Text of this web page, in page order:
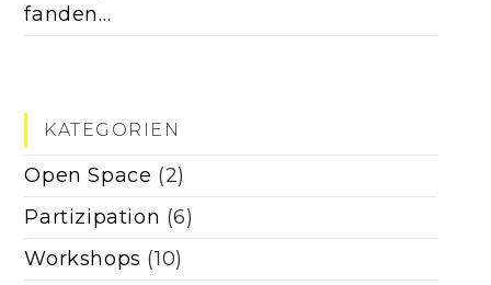
fanden…
KATEGORIEN
Open Space (2)
Partizipation (6)
Workshops (10)